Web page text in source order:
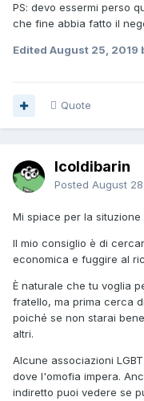
PS: devo essermi perso
che fine abbia fatto il
Edited August 25, 2019
Quote
Icoldibarin
Posted August
Mi spiace per la
Il mio consiglio è di
economica e fuggire al
È naturale che tu voglia
fratello, ma prima cerca
poiché se non starai
altri.
Alcune associazioni
dove l'omofia impera.
indiretto puoi vedere se